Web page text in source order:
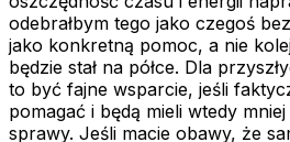
odebrałbym tego jako czegoś
jako konkretną pomoc, a nie
będzie stał na półce. Dla
to być fajne wsparcie, jeśli
pomagać i będą mieli wtedy
sprawy. Jeśli macie obawy, że